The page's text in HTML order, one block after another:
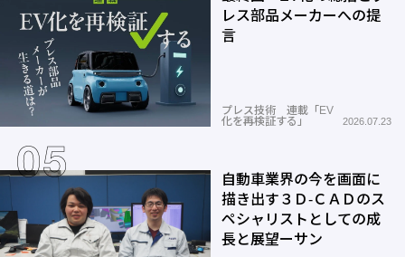
レス部品メーカーへの提
言
プレス技術 連載「EV
化を再検証する」
2026.07.23
自動車業界の今を画面に
描き出す３Ｄ-ＣＡＤのス
ペシャリストとしての成
長と展望ーサン